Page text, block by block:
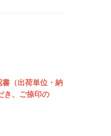
（出荷単位・納
き、ご捺印の